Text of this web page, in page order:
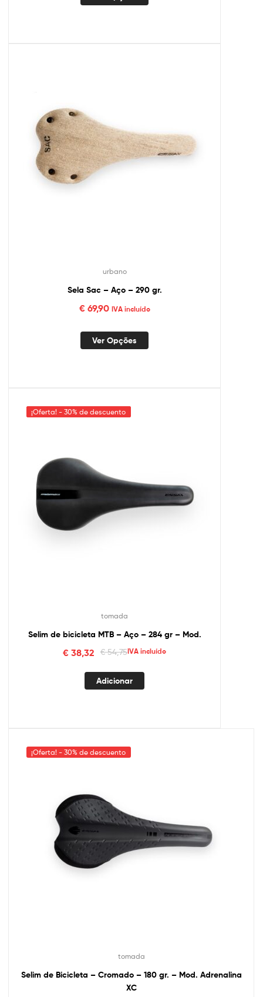
urbano
Sela Sac – Aço – 290 gr.
€69,90 IVA incluído
Ver Opções
¡Oferta! - 30% de descuento
¡Oferta! - 30% de descuento
tomada
Selim de bicicleta MTB – Aço – 284 gr – Mod.
€54,75
€ 38,32 IVA incluído
Adicionar
¡Oferta! - 30% de descuento
tomada
Selim de Bicicleta – Cromado – 180 gr. – Mod. Adrenalina
XC